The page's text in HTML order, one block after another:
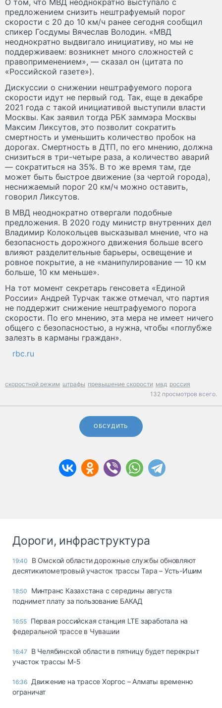
О том, что МВД неоднократно выступало с
предложением снизить нештрафуемый порог
скорости с 20 до 10 км/ч ранее сегодня сообщил
спикер Госдумы Вячеслав Володин. «МВД
неоднократно выдвигало инициативу, но мы не
поддерживаем: возникнет много сложностей с
правоприменением», — сказал он (цитата по
«Российской газете»).
Дискуссии о снижении нештрафуемого порога
скорости идут не первый год. Так, еще в декабре
2021 года с такой инициативой выступили власти
Москвы. Как заявил тогда РБК заммэра Москвы
Максим Ликсутов, это позволит сократить
смертность и уменьшить количество пробок на
дорогах. Смертность в ДТП, по его мнению, должна
снизиться в три-четыре раза, а количество аварий
— сократиться на 35%. В то же время там, где
может быть быстрое движение (за чертой города),
неснижаемый порог 20 км/ч можно оставить,
говорил Ликсутов.
В МВД неоднократно отвергали подобные
предложения. В 2020 году министр внутренних дел
Владимир Колокольцев высказывал мнение, что на
безопасность дорожного движения больше всего
влияют разделительные барьеры, освещение и
ровное покрытие, а не «манипулирование — 10 км
больше, 10 км меньше».
На тот момент секретарь генсовета «Единой
России» Андрей Турчак также отмечал, что партия
не поддержит снижение нештрафуемого порога
скорости. По его мнению, эта мера не имеет ничего
общего с безопасностью, а нужна, чтобы «поглубже
залезть в карманы граждан».
rbc.ru
скоростной режим штрафы превышение скорости мвд россия
132 просмотров всего.
ОБСУДИТЬ
Дороги, инфраструктура
19:40
В Омской области дорожные службы обновляют
десятикилометровый участок трассы Тара – Усть-Ишим
18:50
Минтранс Казахстана с середины августа
поднимет плату за пользование БАКАД
16:55 Первая российская станция LTE заработала на
федеральной трассе в Чувашии
16:47
В Челябинской области в пятницу будет перекрыт
участок трассы М-5
16:36 Движение на трассе Хоргос – Алматы временно
ограничат